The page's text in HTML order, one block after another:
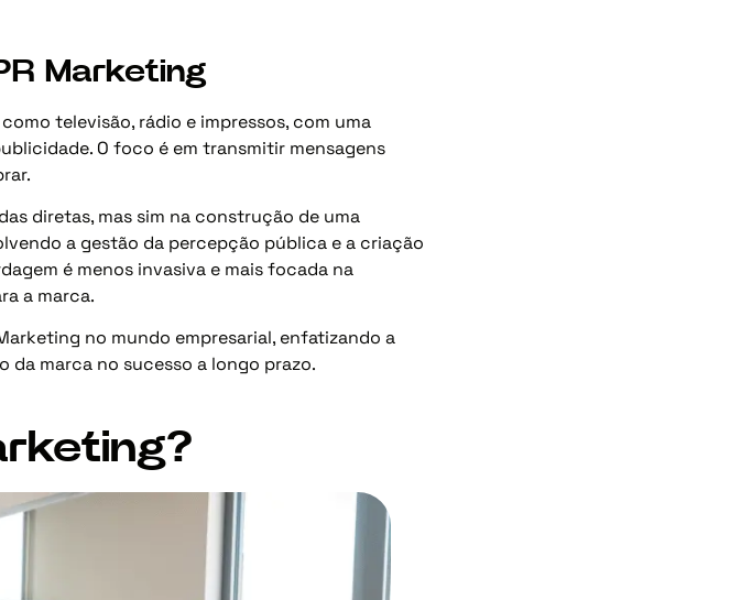
Marketing
televisão, rádio e impressos, com uma
O foco é em transmitir mensagens
diretas, mas sim na construção de uma
a gestão da percepção pública e a criação
é menos invasiva e mais focada na
a marca.
no mundo empresarial, enfatizando a
marca no sucesso a longo prazo.